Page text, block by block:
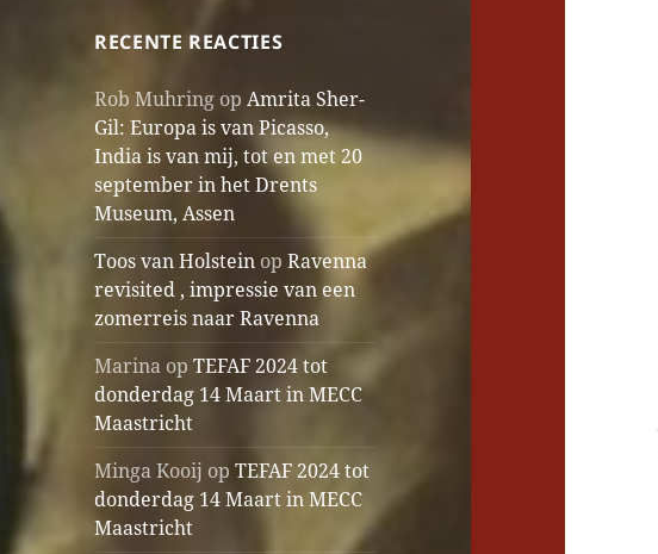
RECENTE REACTIES
Rob Muhring opAmrita Sher-
Gil: Europa is van Picasso,
India is van mij, tot en met 20
september in het Drents
Museum, Assen
Toos van Holstein opRavenna
revisited , impressie van een
zomerreis naar Ravenna
Marina opTEFAF 2024 tot
donderdag 14 Maart in MECC
Maastricht
Minga Kooij opTEFAF 2024 tot
donderdag 14 Maart in MECC
Maastricht